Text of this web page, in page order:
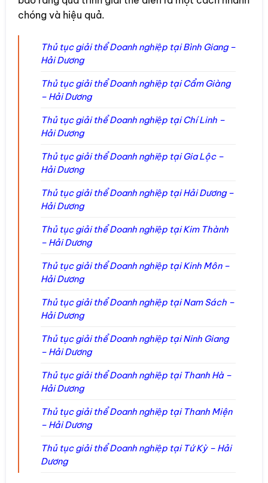
chóng và hiệu quả.
Thủ tục giải thể Doanh nghiệp tại Bình Giang –
Hải Dương
Thủ tục giải thể Doanh nghiệp tại Cẩm Giàng
– Hải Dương
Thủ tục giải thể Doanh nghiệp tại Chí Linh –
Hải Dương
Thủ tục giải thể Doanh nghiệp tại Gia Lộc –
Hải Dương
Thủ tục giải thể Doanh nghiệp tại Hải Dương –
Hải Dương
Thủ tục giải thể Doanh nghiệp tại Kim Thành
– Hải Dương
Thủ tục giải thể Doanh nghiệp tại Kinh Môn –
Hải Dương
Thủ tục giải thể Doanh nghiệp tại Nam Sách –
Hải Dương
Thủ tục giải thể Doanh nghiệp tại Ninh Giang
– Hải Dương
Thủ tục giải thể Doanh nghiệp tại Thanh Hà –
Hải Dương
Thủ tục giải thể Doanh nghiệp tại Thanh Miện
– Hải Dương
Thủ tục giải thể Doanh nghiệp tại Tứ Kỳ – Hải
Dương